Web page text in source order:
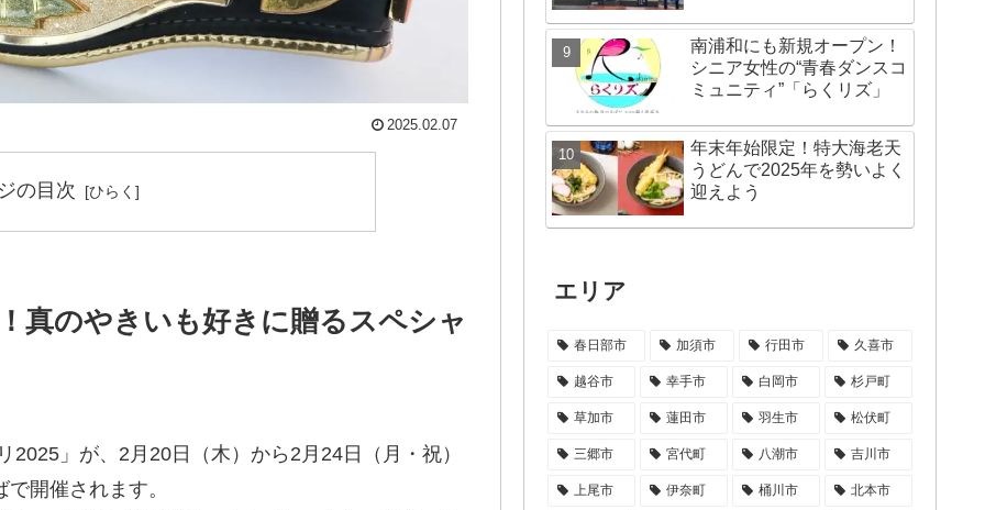
2025.02.07
の目次
真のやきいも好きに贈るスペシャ
」が、2月20日（木）から2月24日（月・祝）
開催されます。
南浦和にも新規オープン！
シニア女性の“青春ダンスコ
ミュニティ”「らくリズ」
年末年始限定！特大海老天
うどんで2025年を勢いよく
迎えよう
エリア
春日部市 加須市 行田市 久喜市
越谷市 幸手市 白岡市 杉戸町
草加市 蓮田市 羽生市 松伏町
三郷市 宮代町 八潮市 吉川市
上尾市 伊奈町 桶川市 北本市